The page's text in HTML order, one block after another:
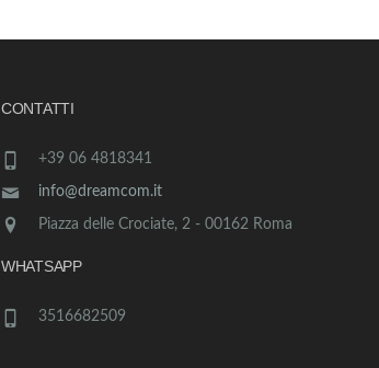
CONTATTI
+39 06 4818341
info@dreamcom.it
Piazza delle Crociate, 2 - 00162 Roma
WHATSAPP
3516682509